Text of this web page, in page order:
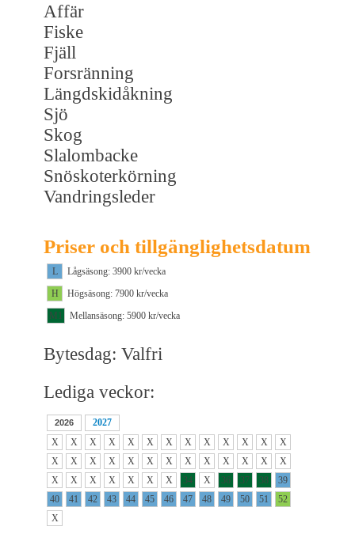
Affär
Fiske
Fjäll
Forsränning
Längdskidåkning
Sjö
Skog
Slalombacke
Snöskoterkörning
Vandringsleder
Priser och tillgänglighetsdatum
L
Lågsäsong: 3900 kr/vecka
H
Högsäsong: 7900 kr/vecka
M1
Mellansäsong: 5900 kr/vecka
Bytesdag: Valfri
Lediga veckor:
2026
2027
X
X X X X X X X X X X X
X
X
X X X X X X X X X X X
X
X
X X X X X X 34 X 36 37 38
39
40
41 42 43 44 45 46 47 48 49 50 51
52
X